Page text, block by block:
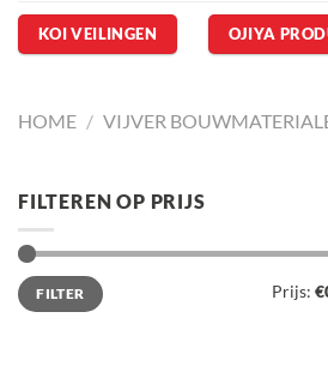
KOI VEILINGEN OJIYA
HOME / VIJVER
FILTEREN OP PRIJS
Min.
prijs
Max.
prijsFILTER Prijs: